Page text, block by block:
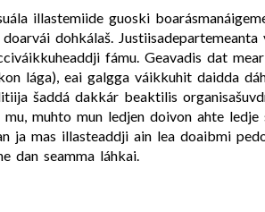
illastemiide guoski
dohkálaš.
fámu. Geavadis dat
lága), eai galgga váikkuhit daidda
šaddá dakkár beaktilis
muhto mun ledjen doivon ahte
ja mas illasteaddji ain lea doaibmi
dan seamma láhkai.